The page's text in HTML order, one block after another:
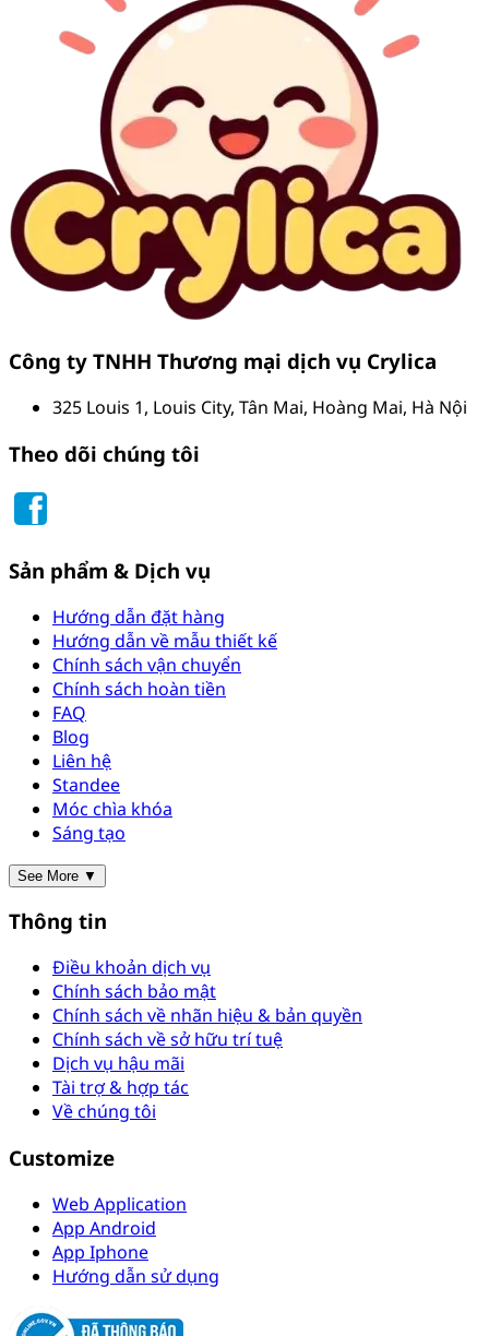
Công ty TNHH Thương mại dịch vụ Crylica
325 Louis 1, Louis City, Tân Mai, Hoàng Mai, Hà Nội
Theo dõi chúng tôi
Sản phẩm & Dịch vụ
Hướng dẫn đặt hàng
Hướng dẫn về mẫu thiết kế
Chính sách vận chuyển
Chính sách hoàn tiền
FAQ
Blog
Liên hệ
Standee
Móc chìa khóa
Sáng tạo
See More ▼
Thông tin
Điều khoản dịch vụ
Chính sách bảo mật
Chính sách về nhãn hiệu & bản quyền
Chính sách về sở hữu trí tuệ
Dịch vụ hậu mãi
Tài trợ & hợp tác
Về chúng tôi
Customize
Web Application
App Android
App Iphone
Hướng dẫn sử dụng